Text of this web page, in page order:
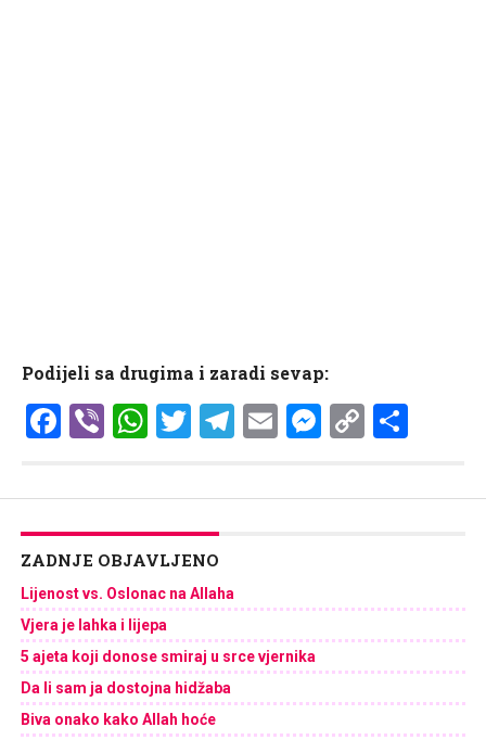
Podijeli sa drugima i zaradi sevap:
Facebook
ViberWhatsApp
Twitter
Telegram
EmailCopy
ZADNJE OBJAVLJENO
Lijenost vs. Oslonac na Allaha
Vjera je lahka i lijepa
5 ajeta koji donose smiraj u srce vjernika
Da li sam ja dostojna hidžaba
Biva onako kako Allah hoće